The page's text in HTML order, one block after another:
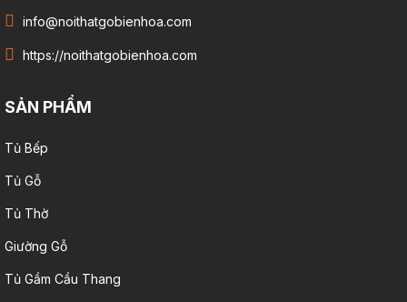
info@noithatgobienhoa.com
https://noithatgobienhoa.com
SẢN PHẨM
Tủ Bếp
Tủ Gỗ
Tủ Thờ
Giường Gỗ
Tủ Gầm Cầu Thang